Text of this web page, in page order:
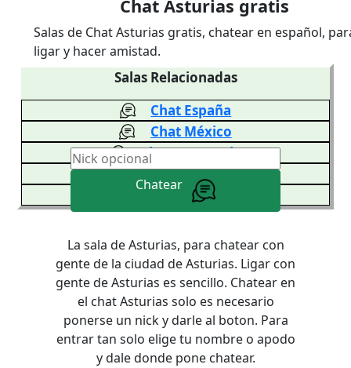
Salas Relacionadas
Chat España
Chat México
Chat Venezuela
Chat Colombia
Chat Argentina
Chat Asturias gratis
Salas de Chat Asturias gratis, chatear en español,
ligar y hacer amistad.
Chatear
La sala de Asturias, para chatear con
gente de la ciudad de Asturias. Ligar con
gente de Asturias es sencillo. Chatear en
el chat Asturias solo es necesario
ponerse un nick y darle al boton. Para
entrar tan solo elige tu nombre o apodo
y dale donde pone chatear.